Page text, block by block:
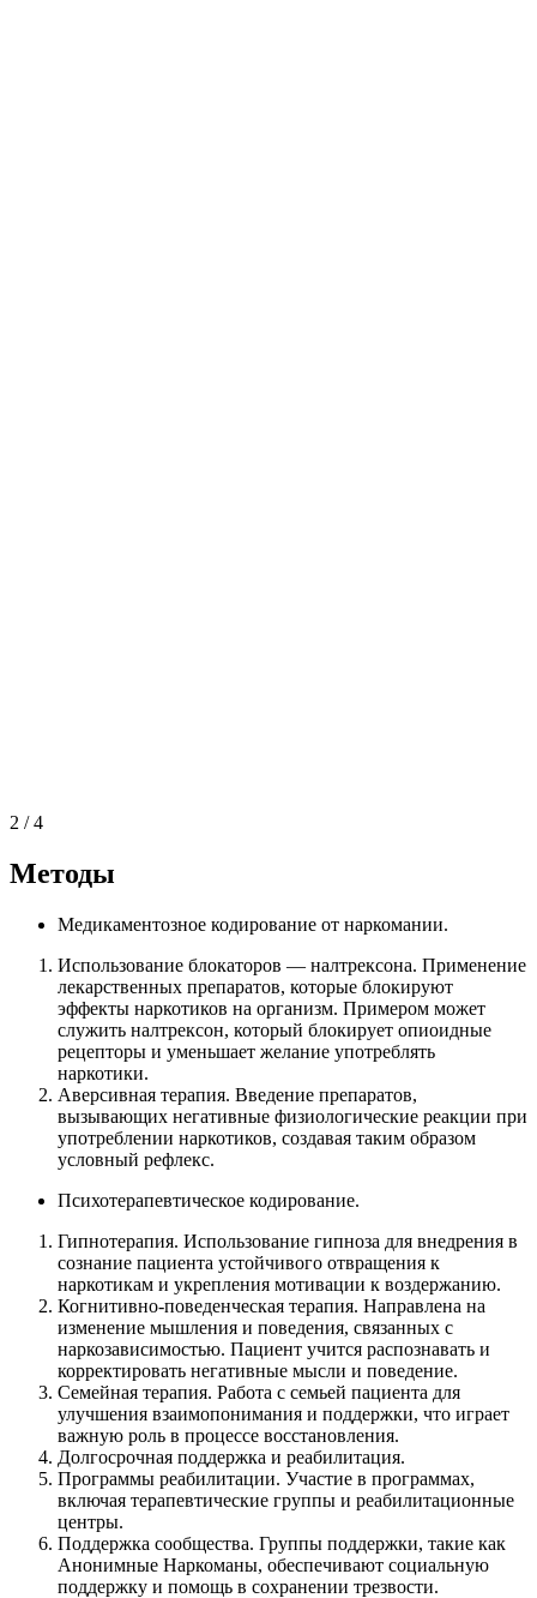
2 /4
Методы
Медикаментозное кодирование от наркомании.
Использование блокаторов — налтрексона. Применение
лекарственных препаратов, которые блокируют
эффекты наркотиков на организм. Примером может
служить налтрексон, который блокирует опиоидные
рецепторы и уменьшает желание употреблять
наркотики.
Аверсивная терапия. Введение препаратов,
вызывающих негативные физиологические реакции при
употреблении наркотиков, создавая таким образом
условный рефлекс.
Психотерапевтическое кодирование.
Гипнотерапия. Использование гипноза для внедрения в
сознание пациента устойчивого отвращения к
наркотикам и укрепления мотивации к воздержанию.
Когнитивно-поведенческая терапия. Направлена на
изменение мышления и поведения, связанных с
наркозависимостью. Пациент учится распознавать и
корректировать негативные мысли и поведение.
Семейная терапия. Работа с семьей пациента для
улучшения взаимопонимания и поддержки, что играет
важную роль в процессе восстановления.
Долгосрочная поддержка и реабилитация.
Программы реабилитации. Участие в программах,
включая терапевтические группы и реабилитационные
центры.
Поддержка сообщества. Группы поддержки, такие как
Анонимные Наркоманы, обеспечивают социальную
поддержку и помощь в сохранении трезвости.